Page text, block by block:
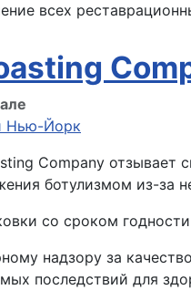
всех
Нью-Йорк
Company
ботулизмом из-за
со сроком
надзору за
последствий для